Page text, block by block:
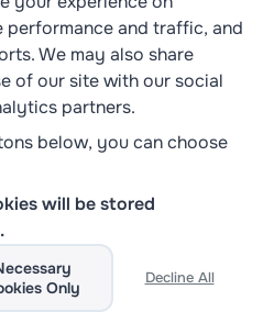
ist. Entfernen Sie Ihre
dieses Zeitraums nicht.
Ihre DNSSEC-
um zu bestätigen, dass
funktioniert:
with dig
performance and traffic, and
We may also share
of our site with our social
partners.
below, you can choose
will be stored
Only
Decline All